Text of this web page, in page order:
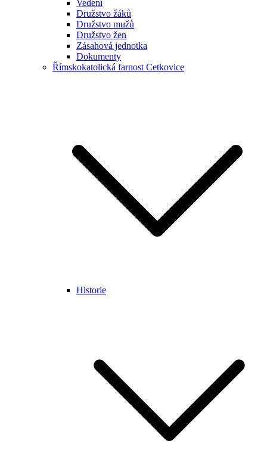
Vedení
Družstvo žáků
Družstvo mužů
Družstvo žen
Zásahová jednotka
Dokumenty
Římskokatolická farnost Cetkovice
Historie